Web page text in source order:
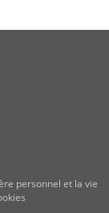
personnel et la vie